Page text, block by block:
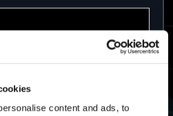
content and ads, to
tasa de finalización en todas
promedio